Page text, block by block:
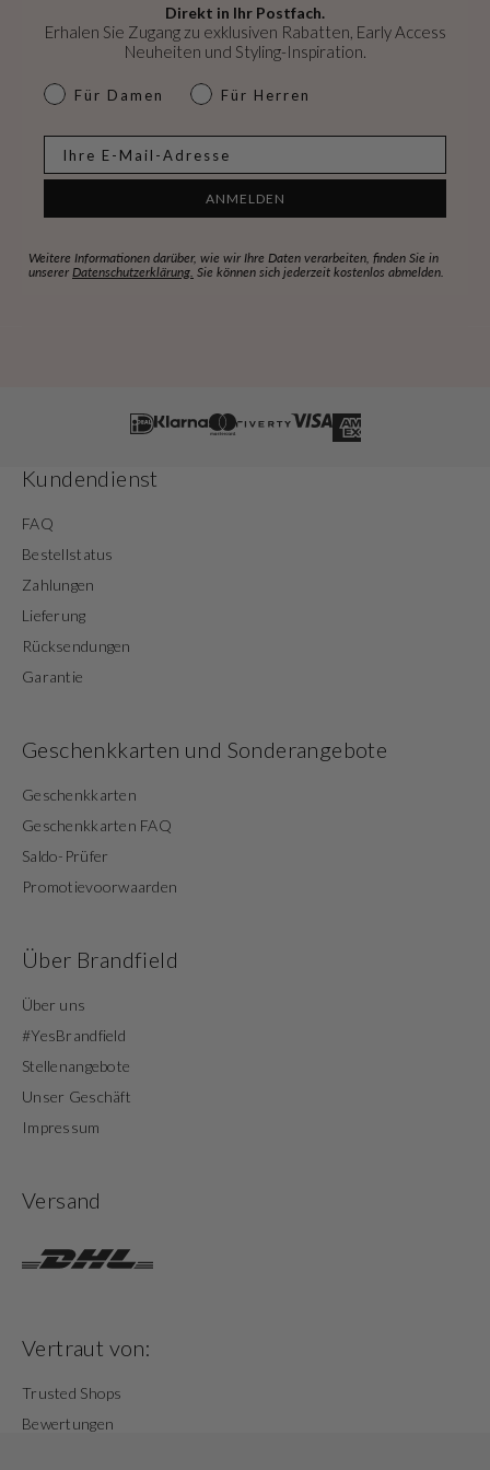
Direkt in Ihr Postfach.
Erhalen Sie Zugang zu exklusiven Rabatten, Early Access
Neuheiten und Styling-Inspiration.
dames & heren
Für Damen Für Herren
ANMELDEN
Weitere Informationen darüber, wie wir Ihre Daten verarbeiten, finden Sie in
unserer Datenschutzerklärung. Sie können sich jederzeit kostenlos abmelden.
Kundendienst
FAQ
Bestellstatus
Zahlungen
Lieferung
Rücksendungen
Garantie
Geschenkkarten und Sonderangebote
Geschenkkarten
Geschenkkarten FAQ
Saldo-Prüfer
Promotievoorwaarden
Über Brandfield
Über uns
#YesBrandfield
Stellenangebote
Unser Geschäft
Impressum
Versand
Vertraut von:
Trusted Shops
Bewertungen